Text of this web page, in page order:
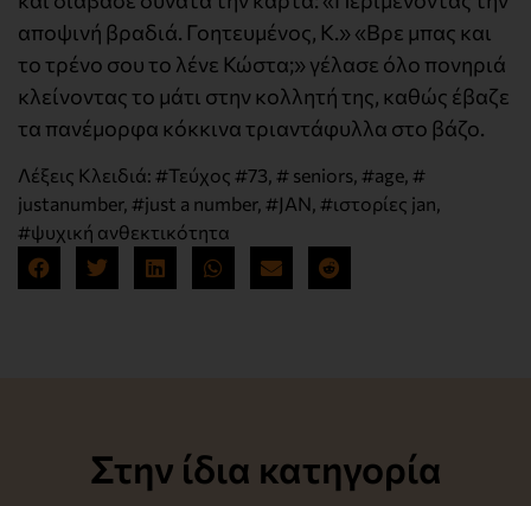
αποψινή βραδιά. Γοητευμένος, Κ.» «Βρε μπας και
το τρένο σου το λένε Κώστα;» γέλασε όλο πονηριά
κλείνοντας το μάτι στην κολλητή της, καθώς έβαζε
τα πανέμορφα κόκκινα τριαντάφυλλα στο βάζο.
Λέξεις Κλειδιά: #Τεύχος #73, # seniors, #age, #
justanumber, #just a number, #JAN, #ιστορίες jan,
#ψυχική ανθεκτικότητα
Στην ίδια κατηγορία